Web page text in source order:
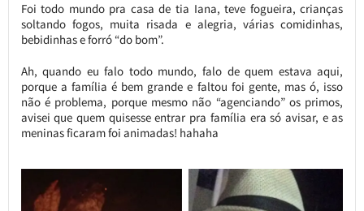
Foi todo mundo pra casa de tia Iana, teve fogueira, crianças
soltando fogos, muita risada e alegria, várias comidinhas,
bebidinhas e forró “do bom”.
Ah, quando eu falo todo mundo, falo de quem estava aqui,
porque a família é bem grande e faltou foi gente, mas ó, isso
não é problema, porque mesmo não “agenciando” os primos,
avisei que quem quisesse entrar pra família era só avisar, e as
meninas ficaram foi animadas! hahaha